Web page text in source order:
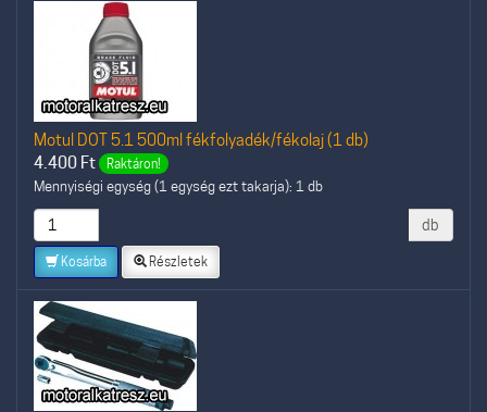
Motul DOT 5.1 500ml fékfolyadék/fékolaj (1 db)
4.400 Ft Raktáron!
Mennyiségi egység (1 egység ezt takarja): 1 db
db
Kosárba Részletek